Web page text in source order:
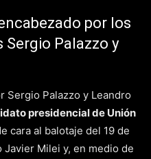
por los
Palazzo y
Sergio Palazzo y Leandro
presidencial de Unión
cara al balotaje del 19 de
Milei y, en medio de